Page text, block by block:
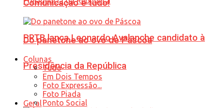
PRTB lança Leonardo Avalanche candidato à
Presidência da República
Geral
Comunicação é tudo!
Do panetone ao ovo de Páscoa
Colunas
Tudo
Em Dois Tempos
Foto Expressão...
Foto Piada
Ponto Social